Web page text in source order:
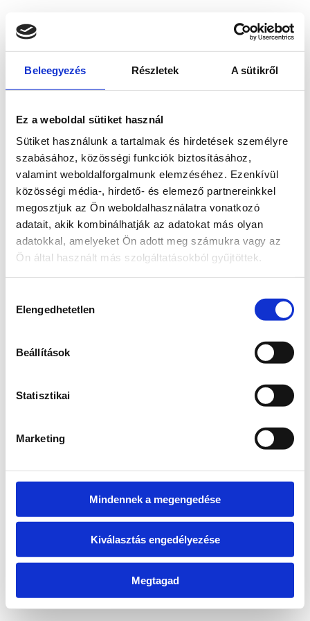
Beleegyezés Részletek A sütikről
Ez a weboldal sütiket használ
Sütiket használunk a tartalmak és hirdetések személyre
szabásához, közösségi funkciók biztosításához,
valamint weboldalforgalmunk elemzéséhez. Ezenkívül
közösségi média-, hirdető- és elemező partnereinkkel
megosztjuk az Ön weboldalhasználatra vonatkozó
adatait, akik kombinálhatják az adatokat más olyan
adatokkal, amelyeket Ön adott meg számukra vagy az
Ön által használt más szolgáltatásokból gyűjtöttek.
kiválasztása
Elengedhetetlen
Beállítások
Statisztikai
Marketing
Mindennek a megengedése
Kiválasztás engedélyezése
Megtagad
loadingwww.bicapp.hu
(see the browser console for more